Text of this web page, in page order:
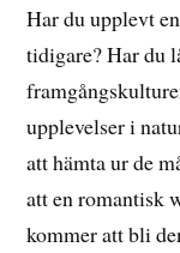
Har du upplevt
tidigare? Har du
upplevelser i
att hämta ur de
att en romantisk
kommer att bli